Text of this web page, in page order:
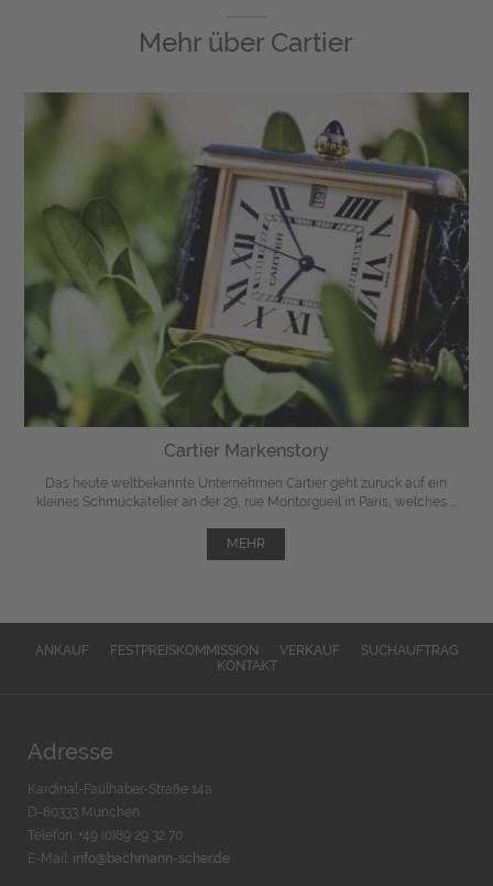
Mehr über Cartier
Cartier Markenstory
Das heute weltbekannte Unternehmen Cartier geht zurück auf ein
kleines Schmuckatelier an der 29, rue Montorgueil in Paris, welches ...
MEHR
ANKAUF FESTPREISKOMMISSION VERKAUF
SUCHAUFTRAG
KONTAKT
Adresse
Kardinal-Faulhaber-Straße 14a
D-80333 München
Telefon: +49 (0)89 29 32 70
E-Mail: info@bachmann-scher.de